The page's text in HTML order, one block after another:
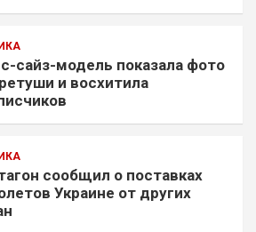
сайз-модель показала фото
и восхитила
сообщил о поставках
Украине от других